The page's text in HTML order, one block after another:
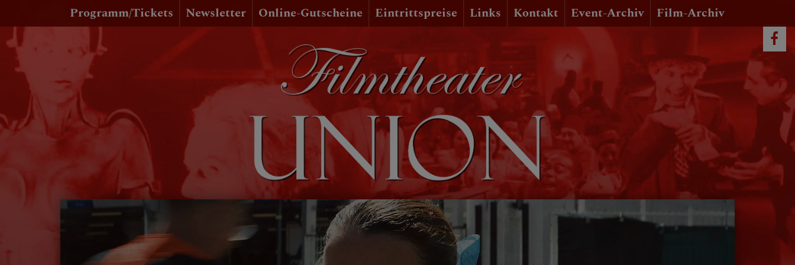
Programm/Tickets Newsletter Online-Gutscheine Eintrittspreise Links Kontakt Event-Archiv Film-Archiv